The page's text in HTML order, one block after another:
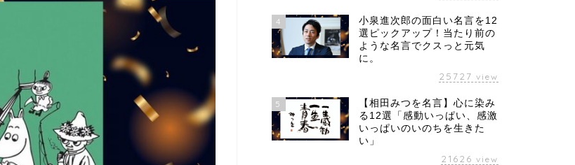
4
小泉進次郎の面白い名言を12
選ピックアップ！当たり前の
ような名言でクスっと元気
に。
25727 view
5
【相田みつを名言】心に染み
る12選「感動いっぱい、感激
いっぱいのいのちを生きた
い」
21626 view